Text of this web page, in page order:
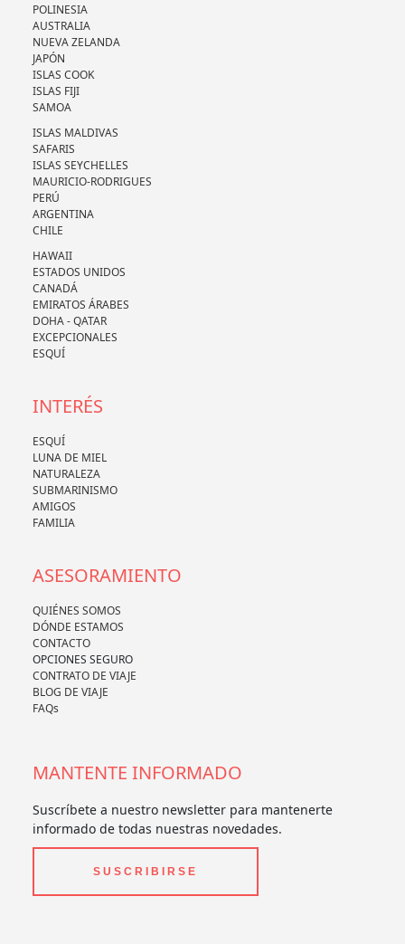
POLINESIA
AUSTRALIA
NUEVA ZELANDA
JAPÓN
ISLAS COOK
ISLAS FIJI
SAMOA
ISLAS MALDIVAS
SAFARIS
ISLAS SEYCHELLES
MAURICIO-RODRIGUES
PERÚ
ARGENTINA
CHILE
HAWAII
ESTADOS UNIDOS
CANADÁ
EMIRATOS ÁRABES
DOHA - QATAR
EXCEPCIONALES
ESQUÍ
INTERÉS
ESQUÍ
LUNA DE MIEL
NATURALEZA
SUBMARINISMO
AMIGOS
FAMILIA
ASESORAMIENTO
QUIÉNES SOMOS
DÓNDE ESTAMOS
CONTACTO
OPCIONES SEGURO
CONTRATO DE VIAJE
BLOG DE VIAJE
FAQs
MANTENTE INFORMADO
Suscríbete a nuestro newsletter para mantenerte
informado de todas nuestras novedades.
SUSCRIBIRSE